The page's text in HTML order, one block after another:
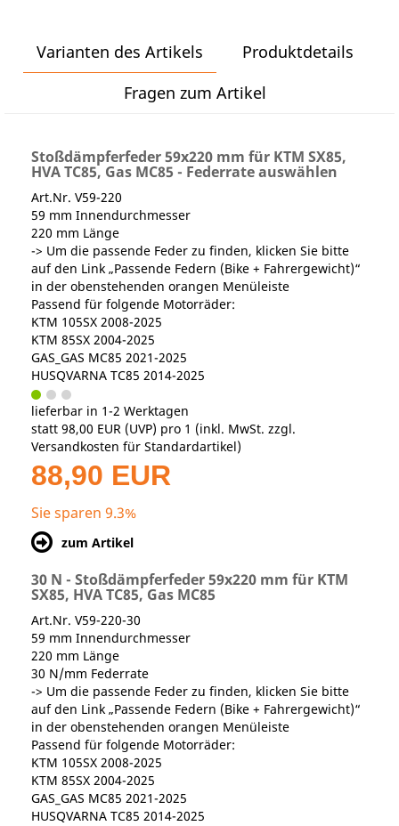
Varianten des Artikels
Produktdetails
Fragen zum Artikel
Stoßdämpferfeder 59x220 mm für KTM SX85,
HVA TC85, Gas MC85 - Federrate auswählen
Art.Nr. V59-220
59 mm Innendurchmesser
220 mm Länge
-> Um die passende Feder zu finden, klicken Sie bitte
auf den Link „Passende Federn (Bike + Fahrergewicht)“
in der obenstehenden orangen Menüleiste
Passend für folgende Motorräder:
KTM 105SX 2008-2025
KTM 85SX 2004-2025
GAS_GAS MC85 2021-2025
HUSQVARNA TC85 2014-2025
lieferbar in 1-2 Werktagen
statt 98,00 EUR (UVP) pro 1 (inkl. MwSt. zzgl.
Versandkosten für Standardartikel)
88,90 EUR
Sie sparen 9.3%
zum Artikel
30 N - Stoßdämpferfeder 59x220 mm für KTM
SX85, HVA TC85, Gas MC85
Art.Nr. V59-220-30
59 mm Innendurchmesser
220 mm Länge
30 N/mm Federrate
-> Um die passende Feder zu finden, klicken Sie bitte
auf den Link „Passende Federn (Bike + Fahrergewicht)“
in der obenstehenden orangen Menüleiste
Passend für folgende Motorräder:
KTM 105SX 2008-2025
KTM 85SX 2004-2025
GAS_GAS MC85 2021-2025
HUSQVARNA TC85 2014-2025